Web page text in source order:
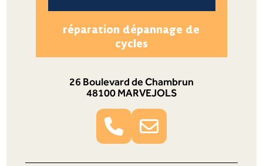
réparation dépannage de
cycles
26 Boulevard de Chambrun
48100 MARVEJOLS